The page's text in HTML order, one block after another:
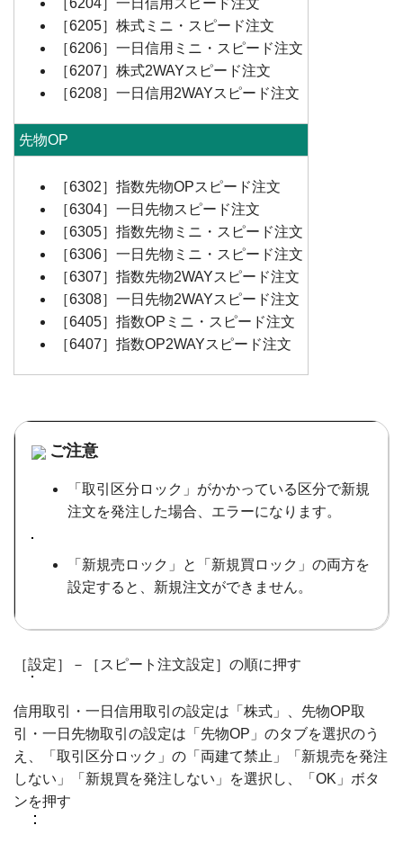
［6204］一日信用スピード注文
［6205］株式ミニ・スピード注文
［6206］一日信用ミニ・スピード注文
［6207］株式2WAYスピード注文
［6208］一日信用2WAYスピード注文
先物OP
［6302］指数先物OPスピード注文
［6304］一日先物スピード注文
［6305］指数先物ミニ・スピード注文
［6306］一日先物ミニ・スピード注文
［6307］指数先物2WAYスピード注文
［6308］一日先物2WAYスピード注文
［6405］指数OPミニ・スピード注文
［6407］指数OP2WAYスピード注文
ご注意
「取引区分ロック」がかかっている区分で新規
注文を発注した場合、エラーになります。
「新規売ロック」と「新規買ロック」の両方を
設定すると、新規注文ができません。
［設定］－［スピート注文設定］の順に押す
信用取引・一日信用取引の設定は「株式」、先物OP取
引・一日先物取引の設定は「先物OP」のタブを選択のう
え、「取引区分ロック」の「両建て禁止」「新規売を発注
しない」「新規買を発注しない」を選択し、「OK」ボタ
ンを押す